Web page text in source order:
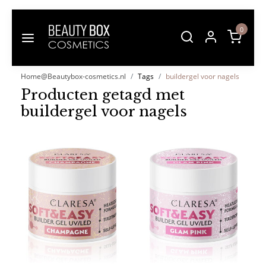
0
Home@Beautybox-cosmetics.nl Tags buildergel voor nagels
Producten getagd met
buildergel voor nagels